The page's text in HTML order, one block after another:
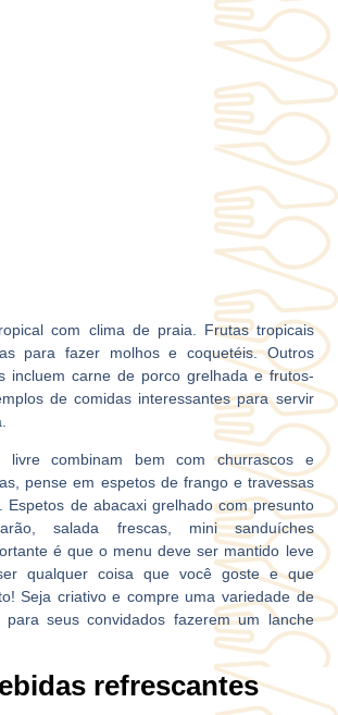
com clima de praia. Frutas tropicais
para fazer molhos e coquetéis. Outros
incluem carne de porco grelhada e frutos-
de comidas interessantes para servir
combinam bem com churrascos e
pense em espetos de frango e travessas
Espetos de abacaxi grelhado com presunto
salada frescas, mini sanduíches
é que o menu deve ser mantido leve
qualquer coisa que você goste e que
Seja criativo e compre uma variedade de
seus convidados fazerem um lanche
refrescantes